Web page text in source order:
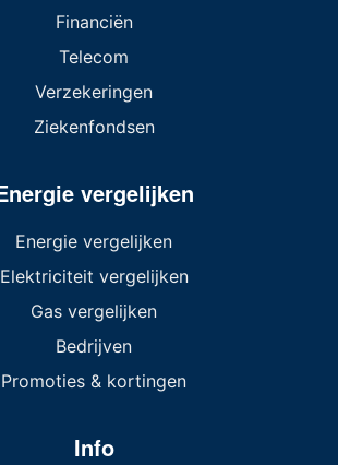
Financiën
Telecom
Verzekeringen
Ziekenfondsen
vergelijken
Energie vergelijken
Elektriciteit vergelijken
Gas vergelijken
Bedrijven
Promoties & kortingen
Info